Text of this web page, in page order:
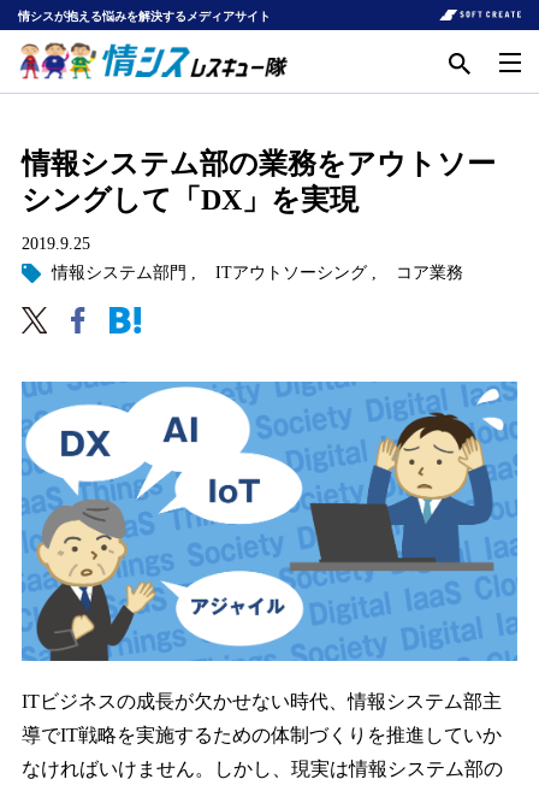
情シスが抱える悩みを解決するメディアサイト
情報システム部の業務をアウトソー
シングして「DX」を実現
2019.9.25
情報システム部門
ITアウトソーシング コア業務
ITビジネスの成長が欠かせない時代、情報システム部主
導でIT戦略を実施するための体制づくりを推進していか
なければいけません。しかし、現実は情報システム部の